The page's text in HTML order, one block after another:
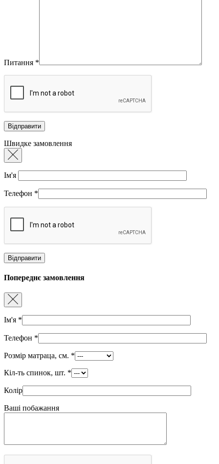
Питання *
Швидке замовлення
Ім'я
Телефон *
Попереднє замовлення
Ім'я *
Телефон *
Розмір матраца, см. *
Кіл-ть спинок, шт. *
Колір
Ваші побажання